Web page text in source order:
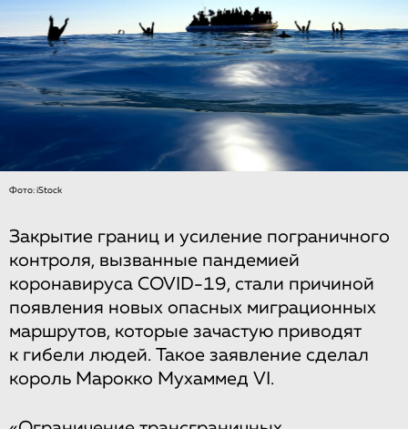
Фото: iStock
Закрытие границ и усиление пограничного
контроля, вызванные пандемией
коронавируса COVID-19, стали причиной
появления новых опасных миграционных
маршрутов, которые зачастую приводят
к гибели людей. Такое заявление сделал
король Марокко Мухаммед VI.